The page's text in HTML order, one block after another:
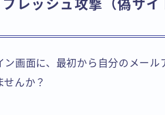
レッシュ攻撃（偽サ
ン画面に、最初から自分のメー
んか？